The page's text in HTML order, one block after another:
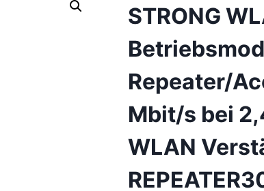
STRONG
Repeater/
Mbit/s bei
WLAN